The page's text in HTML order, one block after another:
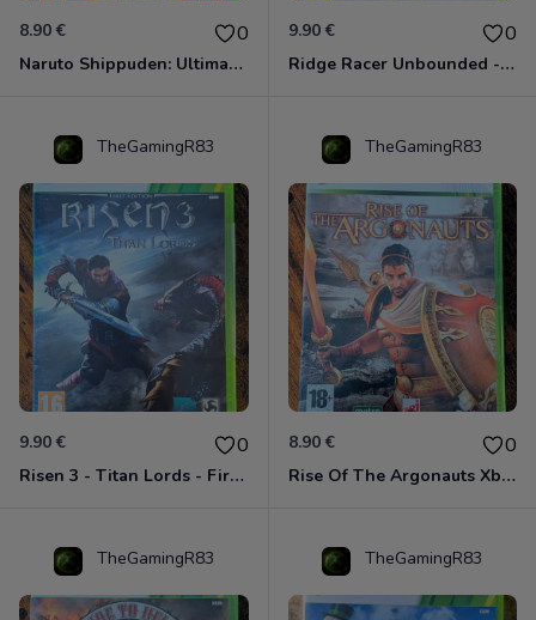
8.90 € 0
Naruto Shippuden: Ultimate Ninja Storm Generations - Card Edition Xbox 360
9.90 € 0
Ridge Racer Unbounded - Édition Limitée Xbox 360
TheGamingR83
9.90 € 0
Risen 3 - Titan Lords - First Edition Xbox 360
TheGamingR83
8.90 € 0
Rise Of The Argonauts Xbox 360
TheGamingR83 TheGamingR83